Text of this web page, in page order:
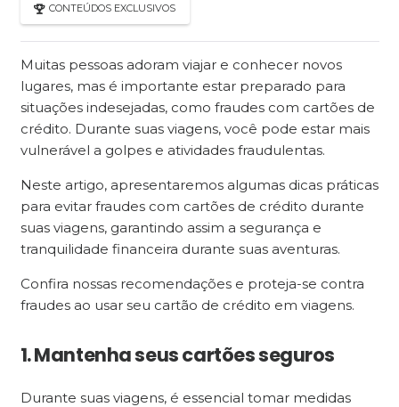
CONTEÚDOS EXCLUSIVOS
Muitas pessoas adoram viajar e conhecer novos
lugares, mas é importante estar preparado para
situações indesejadas, como fraudes com cartões de
crédito. Durante suas viagens, você pode estar mais
vulnerável a golpes e atividades fraudulentas.
Neste artigo, apresentaremos algumas dicas práticas
para evitar fraudes com cartões de crédito durante
suas viagens, garantindo assim a segurança e
tranquilidade financeira durante suas aventuras.
Confira nossas recomendações e proteja-se contra
fraudes ao usar seu cartão de crédito em viagens.
1. Mantenha seus cartões seguros
Durante suas viagens, é essencial tomar medidas